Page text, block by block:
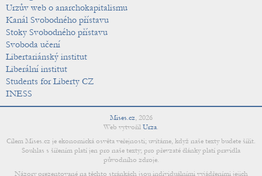
Urzův web o anarchokapitalismu
Kanál Svobodného přístavu
Stoky Svobodného přístavu
Svoboda učení
Libertariánský institut
Liberální institut
Students for Liberty CZ
INESS
Mises.cz, 2026
Web vytvořil Urza.
Cílem Mises.cz je ekonomická osvěta veřejnosti; uvítáme, když naše texty budete šířit.
Souhlas s šířením platí jen pro naše texty; pro převzaté články platí pravidla
původního zdroje.
Názory prezentované na těchto stránkách jsou individuálními vyjádřeními jejich